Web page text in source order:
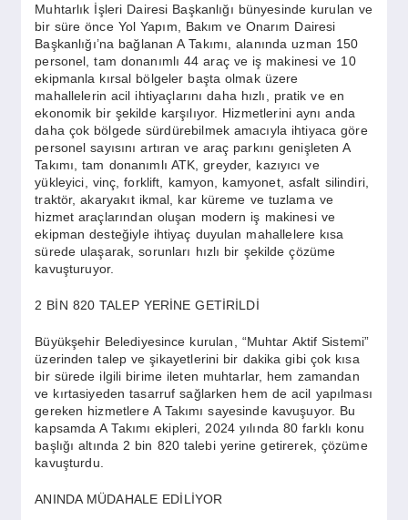
Muhtarlık İşleri Dairesi Başkanlığı bünyesinde kurulan ve
bir süre önce Yol Yapım, Bakım ve Onarım Dairesi
Başkanlığı’na bağlanan A Takımı, alanında uzman 150
personel, tam donanımlı 44 araç ve iş makinesi ve 10
ekipmanla kırsal bölgeler başta olmak üzere
mahallelerin acil ihtiyaçlarını daha hızlı, pratik ve en
ekonomik bir şekilde karşılıyor. Hizmetlerini aynı anda
daha çok bölgede sürdürebilmek amacıyla ihtiyaca göre
personel sayısını artıran ve araç parkını genişleten A
Takımı, tam donanımlı ATK, greyder, kazıyıcı ve
yükleyici, vinç, forklift, kamyon, kamyonet, asfalt silindiri,
traktör, akaryakıt ikmal, kar küreme ve tuzlama ve
hizmet araçlarından oluşan modern iş makinesi ve
ekipman desteğiyle ihtiyaç duyulan mahallelere kısa
sürede ulaşarak, sorunları hızlı bir şekilde çözüme
kavuşturuyor.
2 BİN 820 TALEP YERİNE GETİRİLDİ
Büyükşehir Belediyesince kurulan, “Muhtar Aktif Sistemi”
üzerinden talep ve şikayetlerini bir dakika gibi çok kısa
bir sürede ilgili birime ileten muhtarlar, hem zamandan
ve kırtasiyeden tasarruf sağlarken hem de acil yapılması
gereken hizmetlere A Takımı sayesinde kavuşuyor. Bu
kapsamda A Takımı ekipleri, 2024 yılında 80 farklı konu
başlığı altında 2 bin 820 talebi yerine getirerek, çözüme
kavuşturdu.
ANINDA MÜDAHALE EDİLİYOR